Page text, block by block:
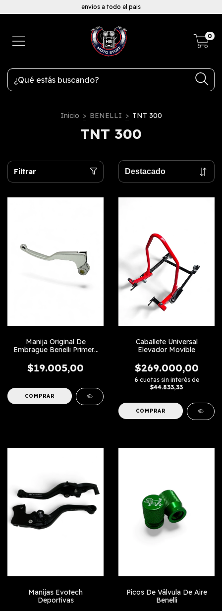
envios a todo el pais
0
Inicio > BENELLI > TNT 300
TNT 300
Filtrar
Manija Original De
Embrague Benelli Primera
$19.005,00
Caballete Universal
Elevador Movible
$269.000,00
6 cuotas sin interés de
$44.833,33
COMPRAR
Manijas Evotech
Deportivas
Picos De Válvula De Aire
Benelli